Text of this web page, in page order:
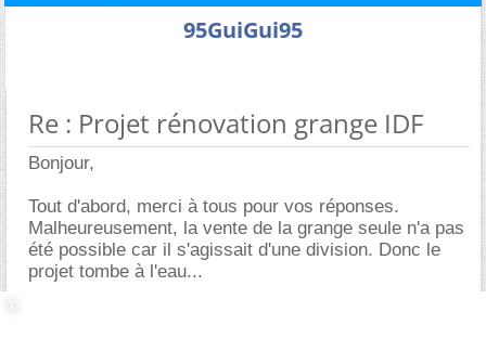
95GuiGui95
Re : Projet rénovation grange IDF
Bonjour,
Tout d'abord, merci à tous pour vos réponses.
Malheureusement, la vente de la grange seule n'a pas
été possible car il s'agissait d'une division. Donc le
projet tombe à l'eau...